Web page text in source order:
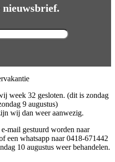
week 32 gesloten. (dit is zondag
9 augustus)
wij dan weer aanwezig.
mail gestuurd worden naar
een whatsapp naar 0418-671442
10 augustus weer behandelen.